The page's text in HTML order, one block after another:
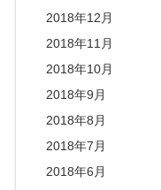
2018年12月
2018年11月
2018年10月
2018年9月
2018年8月
2018年7月
2018年6月